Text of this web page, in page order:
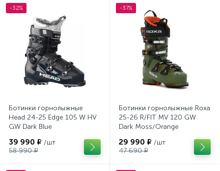
-32%
Ботинки горнолыжные
Head 24-25 Edge 105 W HV
GW Dark Blue
39 990 ₽ /шт
58 990 ₽
-37%
Ботинки горнолыжные Roxa
25-26 R/FIT MV 120 GW
Dark Moss/Orange
29 990 ₽ /шт
47 690 ₽